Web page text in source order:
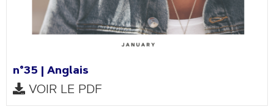
n°35 | Anglais
VOIR LE PDF